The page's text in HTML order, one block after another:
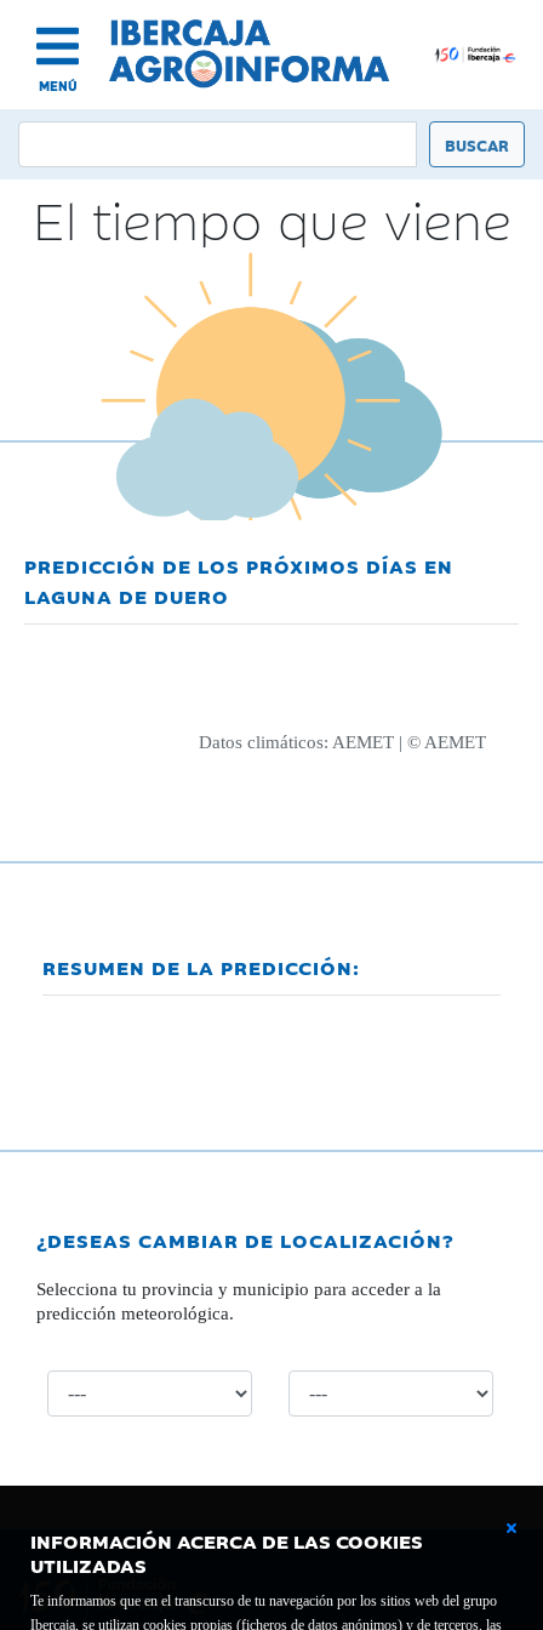
MENÚ
INFORMACIÓN ACERCA DE LAS COOKIES
UTILIZADAS
Te informamos que en el transcurso de tu navegación por los sitios web del grupo
Ibercaja, se utilizan cookies propias (ficheros de datos anónimos) y de terceros, las
El tiempo que viene
PREDICCIÓN DE LOS PRÓXIMOS DÍAS EN
LAGUNA DE DUERO
Datos climáticos: AEMET | © AEMET
RESUMEN DE LA PREDICCIÓN:
¿DESEAS CAMBIAR DE LOCALIZACIÓN?
Selecciona tu provincia y municipio para acceder a la
predicción meteorológica.